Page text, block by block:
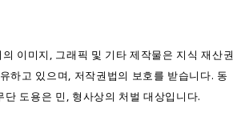
이미지, 그래픽 및 기타 제작물은 지식 재산권
하고 있으며, 저작권법의 보호를 받습니다. 동
단 도용은 민, 형사상의 처벌 대상입니다.